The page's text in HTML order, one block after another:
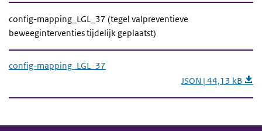
config-mapping_LGL_37 (tegel valpreventieve
beweeginterventies tijdelijk geplaatst)
config-mapping_LGL_37
JSON | 44,13 kB